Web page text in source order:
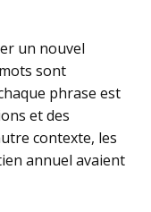
un nouvel
sont
phrase est
et des
contexte, les
annuel avaient